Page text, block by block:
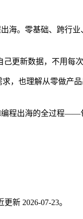
海。零基础、跨
更新数据，不用
，也理解从零做产
程出海的全过程——
新 2026-07-23。